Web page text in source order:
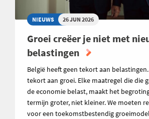
NIEUWS 26 JUN 2026
Groei creëer je niet met
belastingen
België heeft geen tekort aan
tekort aan groei. Elke maatregel die die
de economie belast, maakt het
termijn groter, niet kleiner. We moeten
voor een toekomstbestendig